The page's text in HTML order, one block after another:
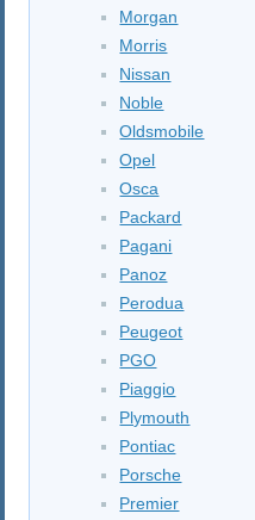
Morgan
Morris
Nissan
Noble
Oldsmobile
Opel
Osca
Packard
Pagani
Panoz
Perodua
Peugeot
PGO
Piaggio
Plymouth
Pontiac
Porsche
Premier